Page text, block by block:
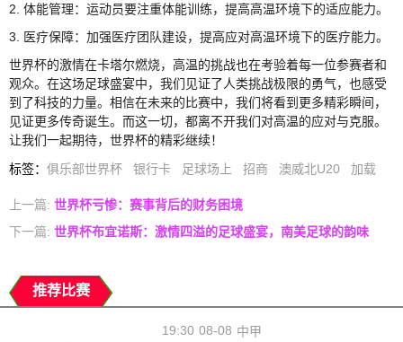
2. 体能管理：运动员要注重体能训练，提高高温环境下的适应能力。
3. 医疗保障：加强医疗团队建设，提高应对高温环境下的医疗能力。
世界杯的激情在卡塔尔燃烧，高温的挑战也在考验着每一位参赛者和
观众。在这场足球盛宴中，我们见证了人类挑战极限的勇气，也感受
到了科技的力量。相信在未来的比赛中，我们将看到更多精彩瞬间，
见证更多传奇诞生。而这一切，都离不开我们对高温的应对与克服。
让我们一起期待，世界杯的精彩继续！
标签： 俱乐部世界杯 银行卡 足球场上 招商 澳威北U20 加载
上一篇: 世界杯亏惨：赛事背后的财务困境
下一篇: 世界杯布宜诺斯：激情四溢的足球盛宴，南美足球的韵味
推荐比赛
08-08
19:30 中甲